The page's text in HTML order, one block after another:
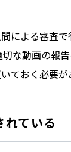
による審査
な動画の報
ておく必要が
ている